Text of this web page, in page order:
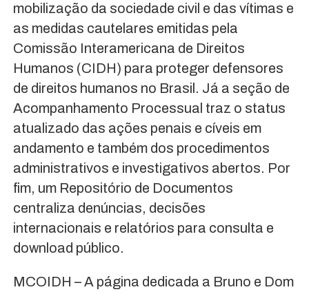
mobilização da sociedade civil e das vítimas e
as medidas cautelares emitidas pela
Comissão Interamericana de Direitos
Humanos (CIDH) para proteger defensores
de direitos humanos no Brasil. Já a seção de
Acompanhamento Processual traz o status
atualizado das ações penais e cíveis em
andamento e também dos procedimentos
administrativos e investigativos abertos. Por
fim, um Repositório de Documentos
centraliza denúncias, decisões
internacionais e relatórios para consulta e
download público.
MCOIDH – A página dedicada a Bruno e Dom